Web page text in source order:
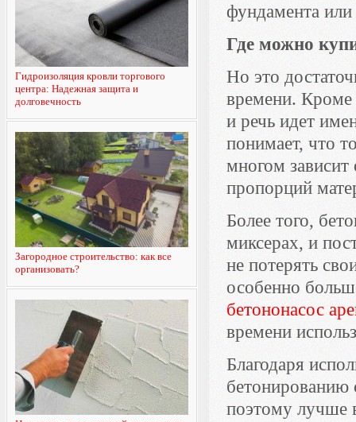
Гидроизоляция кровли торгового
центра: Надежная защита и
долговечность
Загородное строительство: как все
организовать?
фундамента или
Где можно
Но это
времени. Кроме
и речь идет
понимает, что
многом зависит
пропорций
Более того,
миксерах, и
не потерять
особенно
бетононасос
времени
Благодаря
бетонированию
поэтому лучше